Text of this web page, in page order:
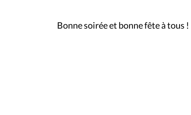
Bonne soirée et bonne fête à tous !